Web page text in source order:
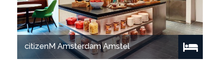
citizenM Amsterdam Amstel